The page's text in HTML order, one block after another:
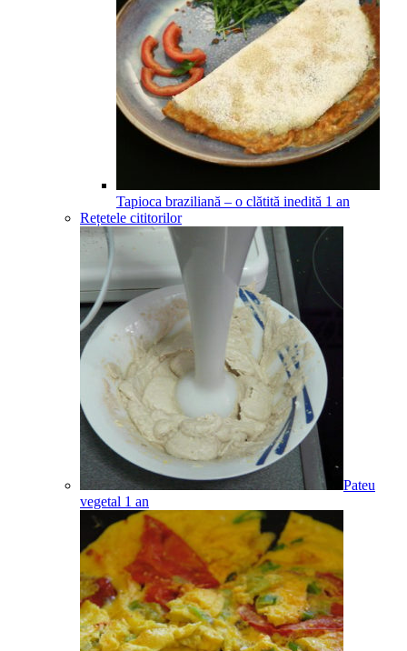
Tapioca braziliană – o clătită inedită 1 an
Rețetele cititorilor
Pateu
vegetal 1 an